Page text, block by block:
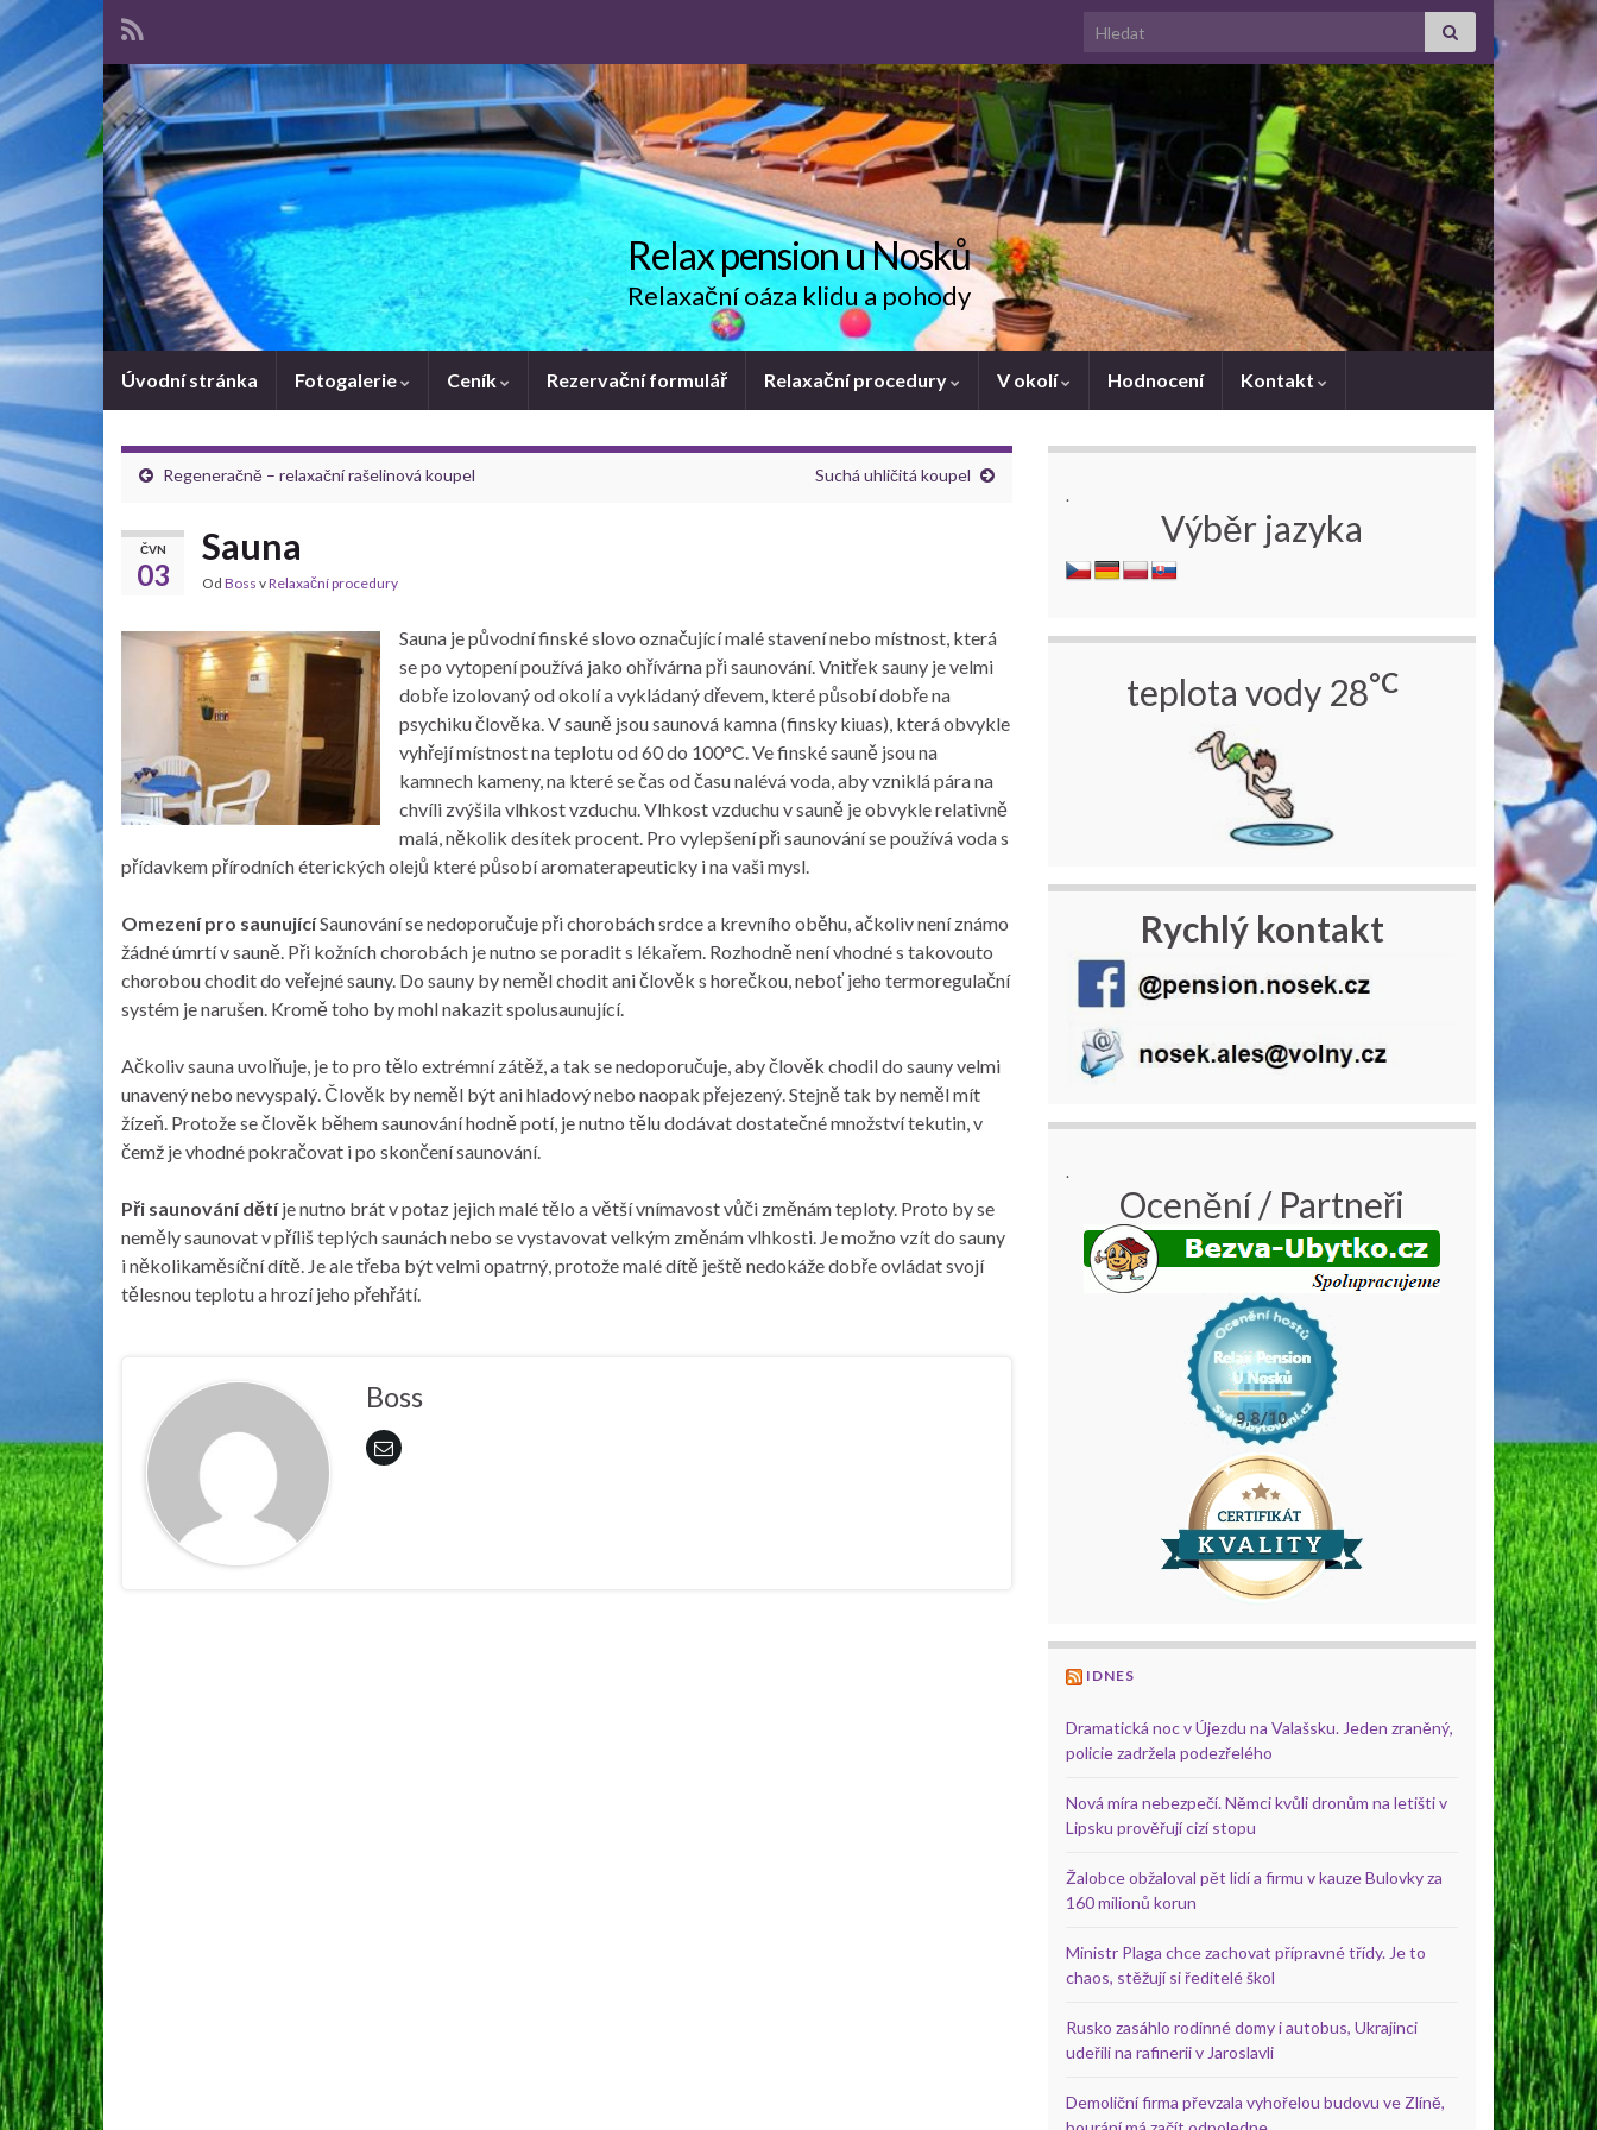
Search for:
Relax pension u Nosků
Relaxační oáza klidu a pohody
Úvodní stránka Fotogalerie Ceník Rezervační formulář Relaxační procedury V okolí Hodnocení Kontakt
Regeneračně – relaxační rašelinová koupel Suchá uhličitá koupel
ČVN
03
Sauna
Od Boss vRelaxační procedury
Sauna je původní finské slovo označující malé stavení nebo místnost, která
se po vytopení používá jako ohřívárna při saunování. Vnitřek sauny je velmi
dobře izolovaný od okolí a vykládaný dřevem, které působí dobře na
psychiku člověka. V sauně jsou saunová kamna (finsky kiuas), která obvykle
vyhřejí místnost na teplotu od 60 do 100°C. Ve finské sauně jsou na
kamnech kameny, na které se čas od času nalévá voda, aby vzniklá pára na
chvíli zvýšila vlhkost vzduchu. Vlhkost vzduchu v sauně je obvykle relativně
malá, několik desítek procent. Pro vylepšení při saunování se používá voda s
přídavkem přírodních éterických olejů které působí aromaterapeuticky i na vaši mysl.
Omezení pro saunujícíSaunování se nedoporučuje při chorobách srdce a krevního oběhu, ačkoliv není známo
žádné úmrtí v sauně. Při kožních chorobách je nutno se poradit s lékařem. Rozhodně není vhodné s takovouto
chorobou chodit do veřejné sauny. Do sauny by neměl chodit ani člověk s horečkou, neboť jeho termoregulační
systém je narušen. Kromě toho by mohl nakazit spolusaunující.
Ačkoliv sauna uvolňuje, je to pro tělo extrémní zátěž, a tak se nedoporučuje, aby člověk chodil do sauny velmi
unavený nebo nevyspalý. Člověk by neměl být ani hladový nebo naopak přejezený. Stejně tak by neměl mít
žízeň. Protože se člověk během saunování hodně potí, je nutno tělu dodávat dostatečné množství tekutin, v
čemž je vhodné pokračovat i po skončení saunování.
Při saunování dětíje nutno brát v potaz jejich malé tělo a větší vnímavost vůči změnám teploty. Proto by se
neměly saunovat v příliš teplých saunách nebo se vystavovat velkým změnám vlhkosti. Je možno vzít do sauny
i několikaměsíční dítě. Je ale třeba být velmi opatrný, protože malé dítě ještě nedokáže dobře ovládat svojí
tělesnou teplotu a hrozí jeho přehřátí.
Boss
.
Výběr jazyka
teplota vody 28°C
Rychlý kontakt
.
Ocenění / Partneři
IDNES
Dramatická noc v Újezdu na Valašsku. Jeden zraněný,
policie zadržela podezřelého
Nová míra nebezpečí. Němci kvůli dronům na letišti v
Lipsku prověřují cizí stopu
Žalobce obžaloval pět lidí a firmu v kauze Bulovky za
160 milionů korun
Ministr Plaga chce zachovat přípravné třídy. Je to
chaos, stěžují si ředitelé škol
Rusko zasáhlo rodinné domy i autobus, Ukrajinci
udeřili na rafinerii v Jaroslavli
Demoliční firma převzala vyhořelou budovu ve Zlíně,